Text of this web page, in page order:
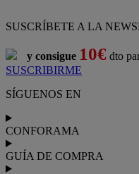
SUSCRÍBETE A LA
y consigue 10€ dto
SUSCRIBIRME
SÍGUENOS EN
CONFORAMA
GUÍA DE COMPRA